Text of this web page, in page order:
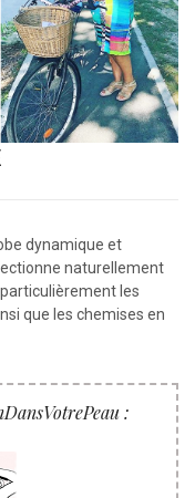
dynamique et
naturellement
les
que les chemises en
: